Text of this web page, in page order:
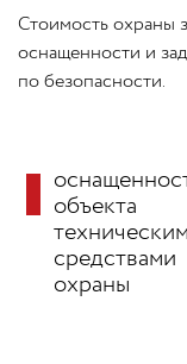
Стоимость охраны
оснащенности и
по безопасности.
объекта
средствами
охраны